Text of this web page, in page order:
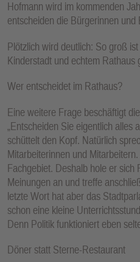
Hofmann wird im kommenden
entscheiden die Bürgerinnen
Plötzlich wird deutlich: So groß
Kinderstadt und echtem Rathaus
Wer entscheidet im Rathaus?
Eine weitere Frage beschäftigt
„Entscheiden Sie eigentlich alles
schüttelt den Kopf. Natürlich
Mitarbeiterinnen und
Fachgebiet. Deshalb hole er sich
Meinungen an und treffe
letzte Wort hat aber das
schon eine kleine
Denn Politik funktioniert eben
Döner statt Sterne-Restaurant